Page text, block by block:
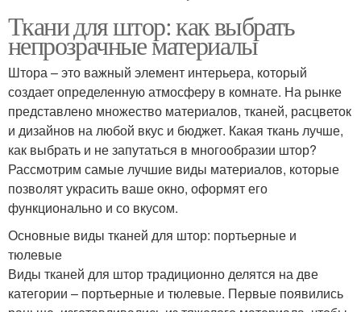
Ткани для штор: как выбрать
непрозрачные материалы
Штора – это важный элемент интерьера, который
создает определенную атмосферу в комнате. На рынке
представлено множество материалов, тканей, расцветок
и дизайнов на любой вкус и бюджет. Какая ткань лучше,
как выбрать и не запутаться в многообразии штор?
Рассмотрим самые лучшие виды материалов, которые
позволят украсить ваше окно, оформят его
функционально и со вкусом.
Основные виды тканей для штор: портьерные и
тюлевые
Виды тканей для штор традиционно делятся на две
категории – портьерные и тюлевые. Первые появились